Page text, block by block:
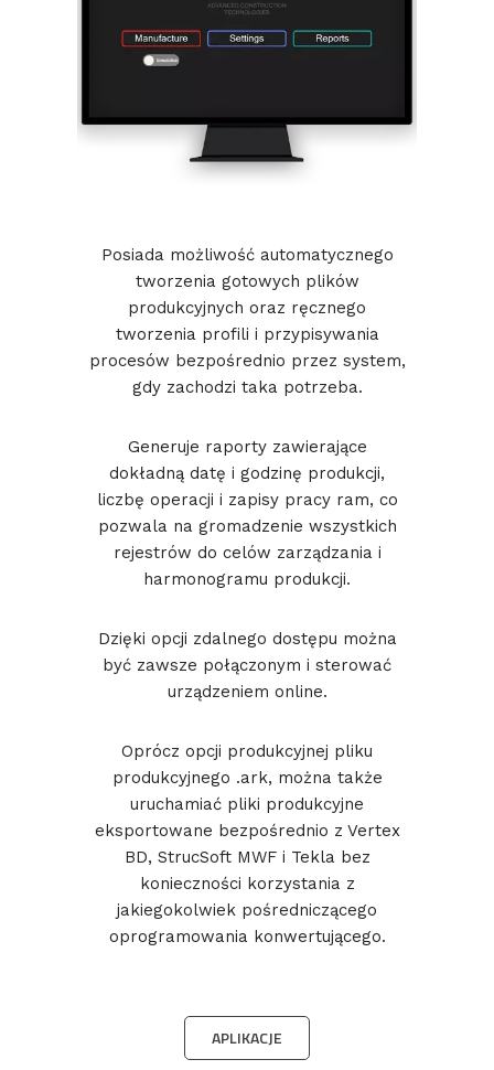
Posiada możliwość automatycznego
tworzenia gotowych plików
produkcyjnych oraz ręcznego
tworzenia profili i przypisywania
procesów bezpośrednio przez system,
gdy zachodzi taka potrzeba.
Generuje raporty zawierające
dokładną datę i godzinę produkcji,
liczbę operacji i zapisy pracy ram, co
pozwala na gromadzenie wszystkich
rejestrów do celów zarządzania i
harmonogramu produkcji.
Dzięki opcji zdalnego dostępu można
być zawsze połączonym i sterować
urządzeniem online.
Oprócz opcji produkcyjnej pliku
produkcyjnego .ark, można także
uruchamiać pliki produkcyjne
eksportowane bezpośrednio z Vertex
BD, StrucSoft MWF i Tekla bez
konieczności korzystania z
jakiegokolwiek pośredniczącego
oprogramowania konwertującego.
APLIKACJE